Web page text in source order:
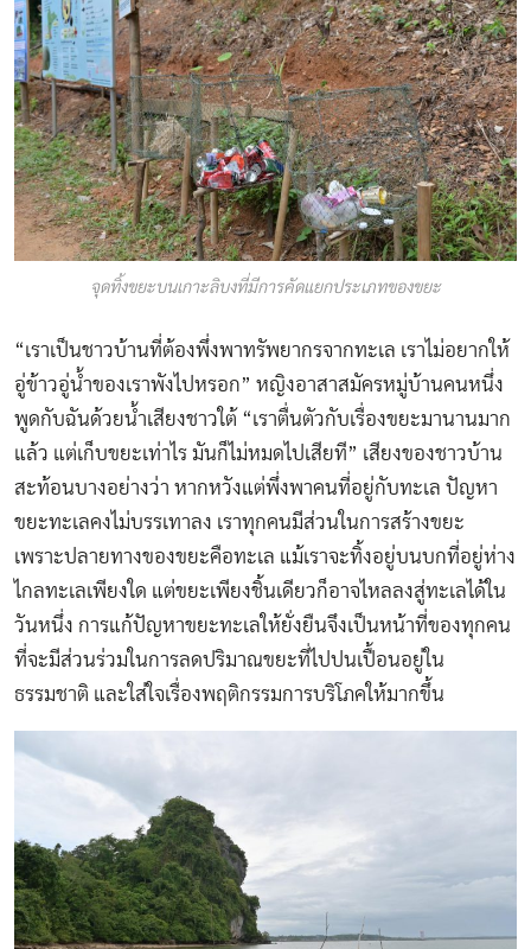
จุดทิ้งขยะบนเกาะลิบงที่มีการคัดแยกประเภทของขยะ
“เราเป็นชาวบ้านที่ต้องพึ่งพาทรัพยากรจากทะเล เราไม่อยากให้
อู่ข้าวอู่น้ำของเราพังไปหรอก” หญิงอาสาสมัครหมู่บ้านคนหนึ่ง
พูดกับฉันด้วยน้ำเสียงชาวใต้ “เราตื่นตัวกับเรื่องขยะมานานมาก
แล้ว แต่เก็บขยะเท่าไร มันก็ไม่หมดไปเสียที” เสียงของชาวบ้าน
สะท้อนบางอย่างว่า หากหวังแต่พึ่งพาคนที่อยู่กับทะเล ปัญหา
ขยะทะเลคงไม่บรรเทาลง เราทุกคนมีส่วนในการสร้างขยะ
เพราะปลายทางของขยะคือทะเล แม้เราจะทิ้งอยู่บนบกที่อยู่ห่าง
ไกลทะเลเพียงใด แต่ขยะเพียงชิ้นเดียวก็อาจไหลลงสู่ทะเลได้ใน
วันหนึ่ง การแก้ปัญหาขยะทะเลให้ยั่งยืนจึงเป็นหน้าที่ของทุกคน
ที่จะมีส่วนร่วมในการลดปริมาณขยะที่ไปปนเปื้อนอยู่ใน
ธรรมชาติ และใส่ใจเรื่องพฤติกรรมการบริโภคให้มากขึ้น